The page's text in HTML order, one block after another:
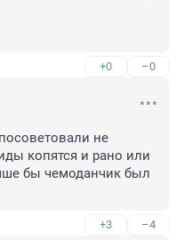
+0 –0
не
копятся и рано или
бы чемоданчик был
+3 –4